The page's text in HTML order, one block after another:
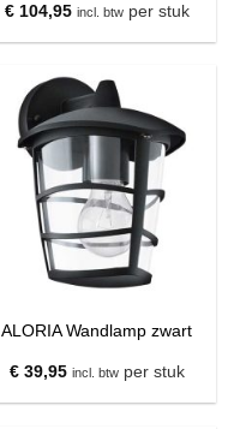
€104,95 incl. btwper stuk
ALORIA Wandlamp zwart
€39,95 incl. btwper stuk